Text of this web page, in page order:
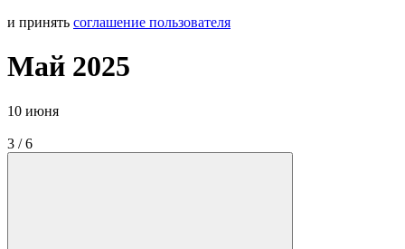
и принять соглашение пользователя
Май 2025
10 июня
3 /6